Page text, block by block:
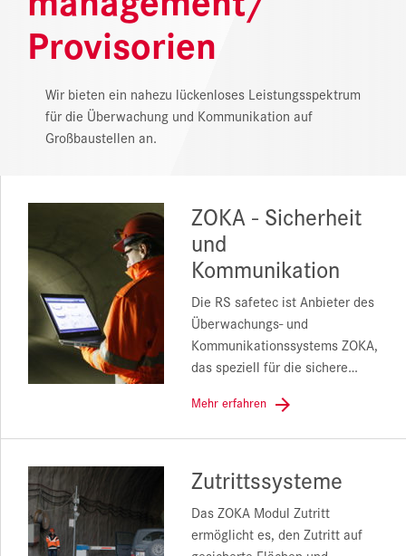
DOWNLOAD CENTER
ONLINE MAGAZIN
Provisorien
Wir bieten ein nahezu lückenloses Leistungsspektrum
für die Überwachung und Kommunikation auf
Großbaustellen an.
ZOKA - Sicherheit
und
Kommunikation
Die RS safetec ist Anbieter des
Überwachungs- und
Kommunikationssystems ZOKA,
das speziell für die sichere…
Mehr erfahren
Zutrittssysteme
Das ZOKA Modul Zutritt
ermöglicht es, den Zutritt auf